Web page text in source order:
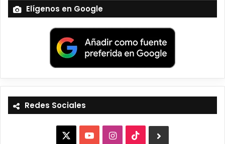
Elígenos en Google
Redes Sociales
I